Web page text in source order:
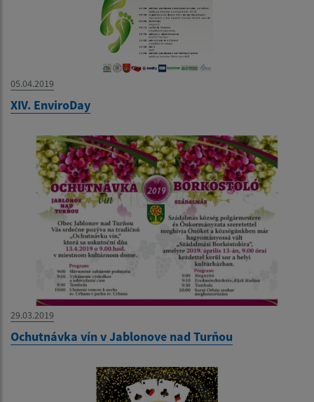
05.04.2019
XIV. EnviroDay
29.03.2019
Ochutnávka vín v Jablonove nad Turňou